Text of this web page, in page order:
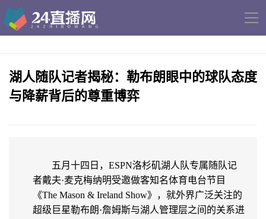
导
湖人随队记者揭秘：勒布朗眼中的球队态度
与降薪背后的尊重博弈
五月十四日，ESPN洛杉矶湖人队专属随队记
者戴夫·麦克梅纳明受邀做客知名体育电台节目
《The Mason & Ireland Show》，就外界广泛关注的
超级巨星勒布朗·詹姆斯与湖人管理层之间的关系进